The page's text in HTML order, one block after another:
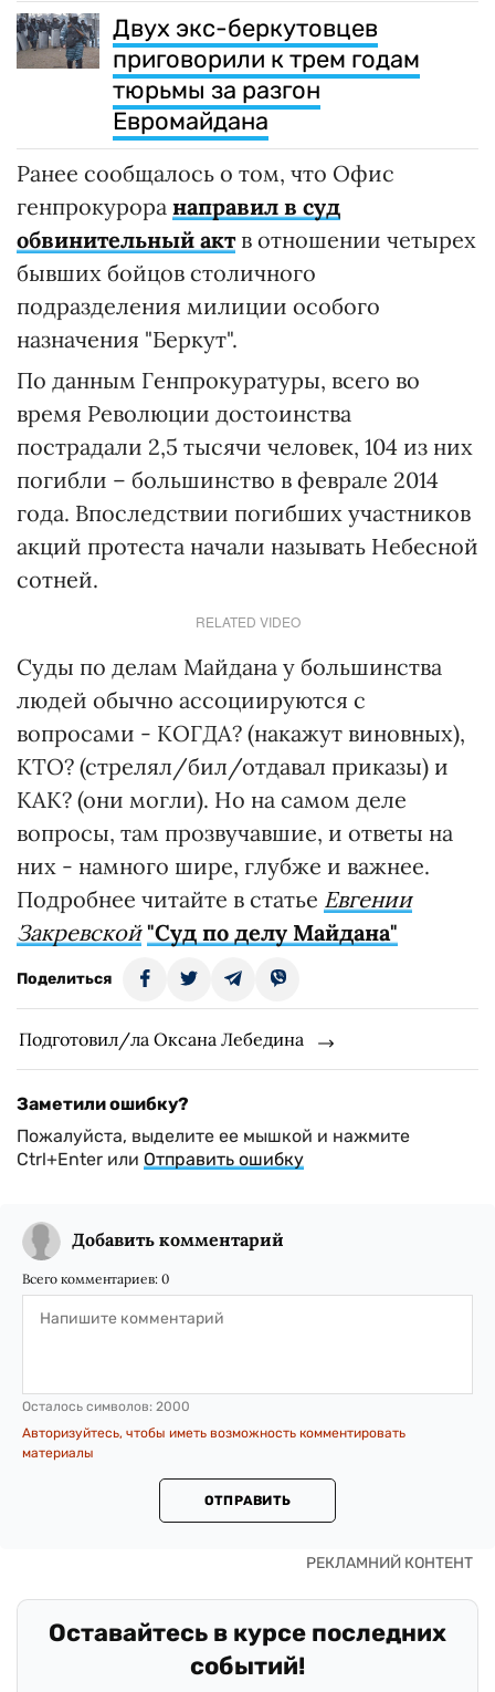
Двух экс-беркутовцев
приговорили к трем годам
тюрьмы за разгон
Евромайдана
Ранее сообщалось о том, что Офис
генпрокурора направил в суд
обвинительный актв отношении четырех
бывших бойцов столичного
подразделения милиции особого
назначения "Беркут".
По данным Генпрокуратуры, всего во
время Революции достоинства
пострадали 2,5 тысячи человек, 104 из них
погибли – большинство в феврале 2014
года. Впоследствии погибших участников
акций протеста начали называть Небесной
сотней.
RELATED VIDEO
Суды по делам Майдана у большинства
людей обычно ассоциируются с
вопросами - КОГДА? (накажут виновных),
КТО? (стрелял/бил/отдавал приказы) и
КАК? (они могли). Но на самом деле
вопросы, там прозвучавшие, и ответы на
них - намного шире, глубже и важнее.
Подробнее читайте в статье Евгении
Закревской "Суд по делу Майдана"
Поделиться
Подготовил/ла Оксана Лебедина
Заметили ошибку?
Пожалуйста, выделите ее мышкой и нажмите
Ctrl+Enter или Отправить ошибку
Добавить комментарий
Всего комментариев: 0
Осталось символов: 2000
Авторизуйтесь, чтобы иметь возможность комментировать
материалы
ОТПРАВИТЬ
Оставайтесь в курсе последних
событий!